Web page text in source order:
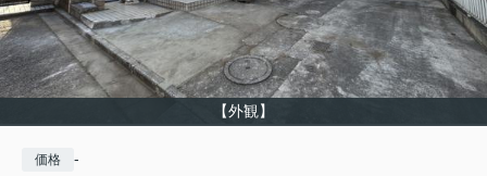
【外観】
価格 -